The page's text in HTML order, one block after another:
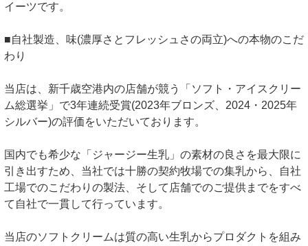
イーツです。
■自社製造、味(濃厚さとフレッシュさの両立)への本物のこだ
わり
当店は、新千歳空港内の店舗が競う「ソフト・アイスクリー
ム総選挙」で3年連続受賞(2023年ブロンズ、2024・2025年
シルバー)の評価をいただいております。
国内でも希少な「ジャージー生乳」の素材の良さを最大限に
引き出すため、当社では十勝の契約牧場での集乳から、自社
工場でのこだわりの製法、そして店舗でのご提供までをすべ
て自社で一貫して行っています。
当店のソフトクリームは質の高い生乳からプロダクトを組み